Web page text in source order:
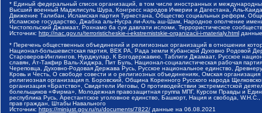
* Единый федеральный список организаций, в том числе иностранных и
Высший военный Маджлисуль Шура, Конгресс народов Ичкерии и Дагестана, Аль-
Движение Талибан, Исламская партия Туркестана, Общество социальных реформ,
Исламское государство, Джабха аль-Нусра ли-Ахль аш-Шам, Народное ополчение
Чистопольский Джамаат, Рохнамо ба суи давлати исломи, Террористическое
Источник: http://nac.gov.ru/terroristicheskie-i-ekstremistskie-organizacii-i-materialy.html
* Перечень общественных объединений и религиозных организаций в отношении
Национал-большевистская партия, ВЕК РА, Рада земли Кубанской Духовно Родовой
Староверов-Инглингов, Нурджулар, К Богодержавию, Таблиги Джамаат, Русское
славян, Ат-Такфир Валь-Хиджра, Пит Буль, Национал-социалистическая рабочая
Череповца, Духовно-Родовая Держава Русь, Русское национальное единство,
Кровь и Честь, О свободе совести и о религиозных объединениях, Омская
религиозная организация п. Боровский, Община Коренного Русского народа
организация «Братство», Свидетели Иеговы, О противодействии экстремистской
болельщиков «Фирма», Молодежная правозащитная группа МПГ, Курсом Правды и
республика Русь, Арестантское уголовное единство, Башкорт, Нация и свобода,
прав граждан, Штабы Навального
Источник: https://minjust.gov.ru/ru/documents/7822/ данные на 06.08.2021